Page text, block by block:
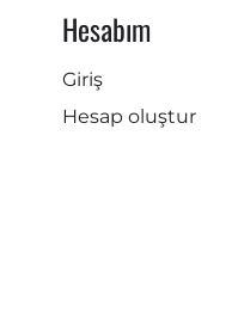
Hesabım
Giriş
Hesap oluştur